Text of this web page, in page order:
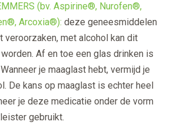
(bv. Aspirine®, Nurofen®,
Arcoxia®): deze geneesmiddelen
veroorzaken, met alcohol kan dit
Af en toe een glas drinken is
je maaglast hebt, vermijd je
De kans op maaglast is echter heel
je deze medicatie onder de vorm
gebruikt.